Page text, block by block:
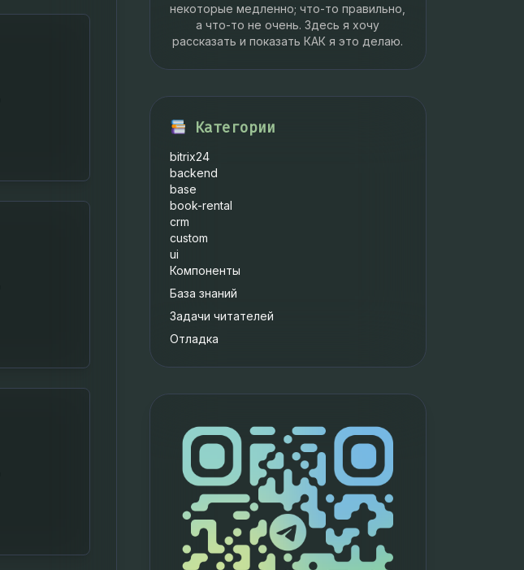
некоторые медленно; что-то правильно,
а что-то не очень. Здесь я хочу
рассказать и показать КАК я это делаю.
Категории
bitrix24
backend
base
book-rental
crm
custom
ui
Компоненты
База знаний
Задачи читателей
Отладка